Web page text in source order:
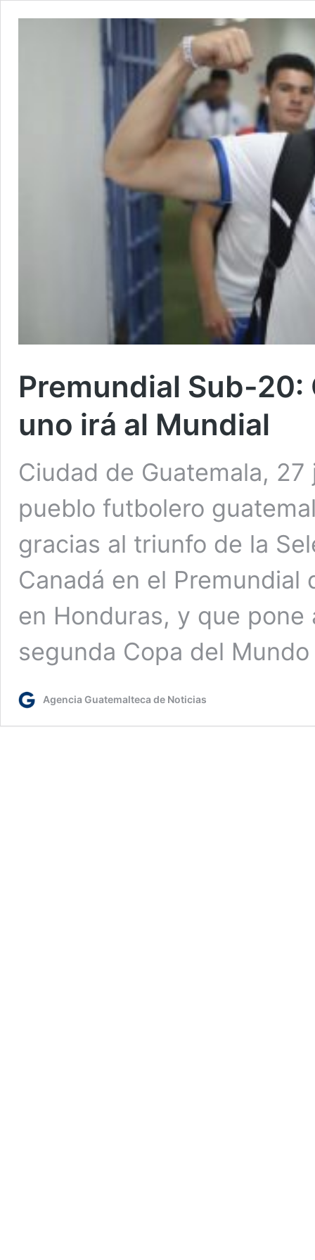
Premundial Sub-20:
uno irá al Mundial
Ciudad de Guatemala,
pueblo futbolero
gracias al triunfo de la
Canadá en el
en Honduras, y que
segunda Copa del
Agencia Guatemalteca de Noticias